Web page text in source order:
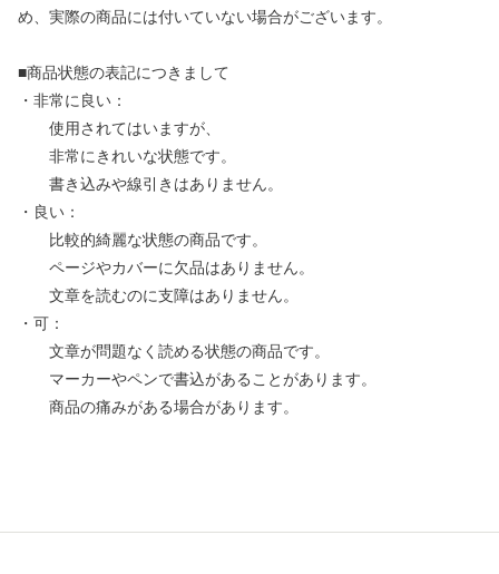
め、実際の商品には付いていない場合がございます。
■商品状態の表記につきまして
・非常に良い：
使用されてはいますが、
非常にきれいな状態です。
書き込みや線引きはありません。
・良い：
比較的綺麗な状態の商品です。
ページやカバーに欠品はありません。
文章を読むのに支障はありません。
・可：
文章が問題なく読める状態の商品です。
マーカーやペンで書込があることがあります。
商品の痛みがある場合があります。